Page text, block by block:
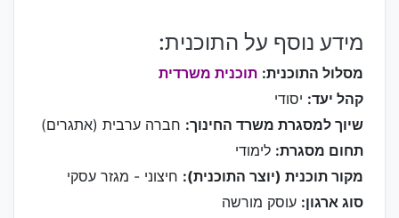
מידע נוסף על התוכנית:
מסלול התוכנית: תוכנית משרדית
קהל יעד: יסודי
שיוך למסגרת משרד החינוך: חברה ערבית (אתגרים)
תחום מסגרת: לימודי
מקור תוכנית (יוצר התוכנית): חיצוני - מגזר עסקי
סוג ארגון: עוסק מורשה